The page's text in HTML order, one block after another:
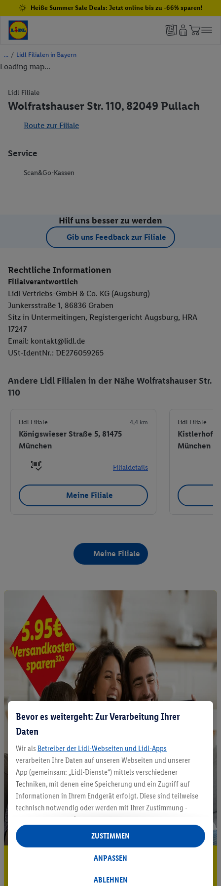
Heiße Summer Sale Deals: Jetzt online bis zu -66% sparen!
/ Lidl Filialen in Bayern
Loading map...
Lidl Filiale
Wolfratshauser Str. 110, 82049 Pullach
Route zur Filiale
Service
Scan&Go-Kassen
Hilf uns besser zu werden
Gib uns Feedback zur Filiale
Rechtliche Informationen
Filialverantwortlich
Lidl Vertriebs-GmbH & Co. KG (Augsburg)
Junkersstraße 1, 86836 Graben
Sitz in Untermeitingen, Registergericht Augsburg, HRA
17247
Email: kontakt@lidl.de
USt-IdentNr.: DE276059265
Andere Lidl Filialen in der Nähe Wolfratshauser Str.
110
Lidl Filiale 4,4 km
Königswieser Straße 5, 81475
München
Filialdetails
Meine Filiale
Lidl Filiale
München
Meine Filiale
5.95 € Versand sparen³²ᵃ
Jetzt zum Newsletter anmelden
Bevor es weitergeht: Zur Verarbeitung Ihrer
Daten
Wir als Betreiber der Lidl-Webseiten und Lidl-Apps
verarbeiten Ihre Daten auf unseren Webseiten und unserer
App (gemeinsam: „Lidl-Dienste“) mittels verschiedener
Techniken, mit denen eine Speicherung und ein Zugriff auf
Informationen in Ihrem Endgerät erfolgt. Diese sind teilweise
technisch notwendig oder werden mit Ihrer Zustimmung -
auch durch Partner (u.a.
Verantwortliche; im Zusammenhang mit dem IAB TCF
insgesamt
Statistik-Erstellung oder für personalisierte Werbung
Datenverarbeitungen für personalisierte Werbung werden
ABLEHNEN
ANPASSEN
ZUSTIMMEN